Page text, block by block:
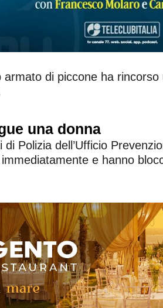
di piccone ha
una donna
Polizia dell’Ufficio
e hanno